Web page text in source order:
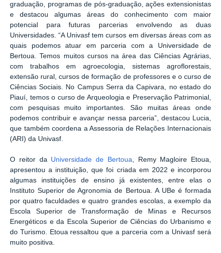
graduação, programas de pós-graduação, ações extensionistas
e destacou algumas áreas do conhecimento com maior
potencial para futuras parcerias envolvendo as duas
Universidades. “A Univasf tem cursos em diversas áreas com as
quais podemos atuar em parceria com a Universidade de
Bertoua. Temos muitos cursos na área das Ciências Agrárias,
com trabalhos em agroecologia, sistemas agroflorestais,
extensão rural, cursos de formação de professores e o curso de
Ciências Sociais. No Campus Serra da Capivara, no estado do
Piauí, temos o curso de Arqueologia e Preservação Patrimonial,
com pesquisas muito importantes. São muitas áreas onde
podemos contribuir e avançar nessa parceria”, destacou Lucia,
que também coordena a Assessoria de Relações Internacionais
(ARI) da Univasf.
O reitor da Universidade de Bertoua , Remy Magloire Etoua,
apresentou a instituição, que foi criada em 2022 e incorporou
algumas instituições de ensino já existentes, entre elas o
Instituto Superior de Agronomia de Bertoua. A UBe é formada
por quatro faculdades e quatro grandes escolas, a exemplo da
Escola Superior de Transformação de Minas e Recursos
Energéticos e da Escola Superior de Ciências do Urbanismo e
do Turismo. Etoua ressaltou que a parceria com a Univasf será
muito positiva.